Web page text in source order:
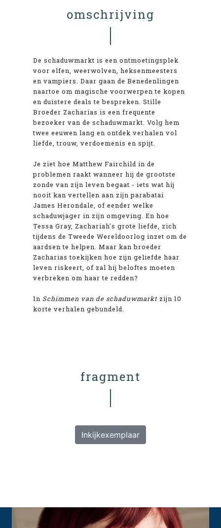
omschrijving
De schaduwmarkt is een ontmoetingsplek
voor elfen, weerwolven, heksenmeesters
en vampiers. Daar gaan de Benedenlingen
naartoe om magische voorwerpen te kopen
en duistere deals te bespreken. Stille
Broeder Zacharias is een frequente
bezoeker van de schaduwmarkt. Volg hem
twee eeuwen lang en ontdek verhalen vol
liefde, trouw, verdoemenis en spijt.
Je ziet hoe Matthew Fairchild in de
problemen raakt wanneer hij de grootste
zonde van zijn leven begaat - iets wat hij
nooit kan vertellen aan zijn parabatai
James Herondale, of eender welke
schaduwjager in zijn omgeving. En hoe
Tessa Gray, Zachariah's grote liefde, zich
tijdens de Tweede Wereldoorlog inzet om de
aardsen te helpen. Maar kan broeder
Zacharias toekijken hoe zijn geliefde haar
leven riskeert, of zal hij beloftes moeten
verbreken om haar te redden?
In Schimmen van de schaduwmarkt zijn 10
korte verhalen gebundeld.
fragment
Inkijkexemplaar